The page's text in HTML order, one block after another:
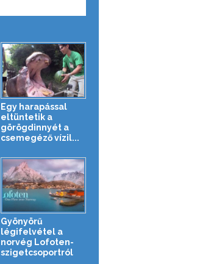
Egy harapással
eltüntetik a
görögdinnyét a
csemegéző vízil...
Gyönyörű
légifelvétel a
norvég Lofoten-
szigetcsoportról